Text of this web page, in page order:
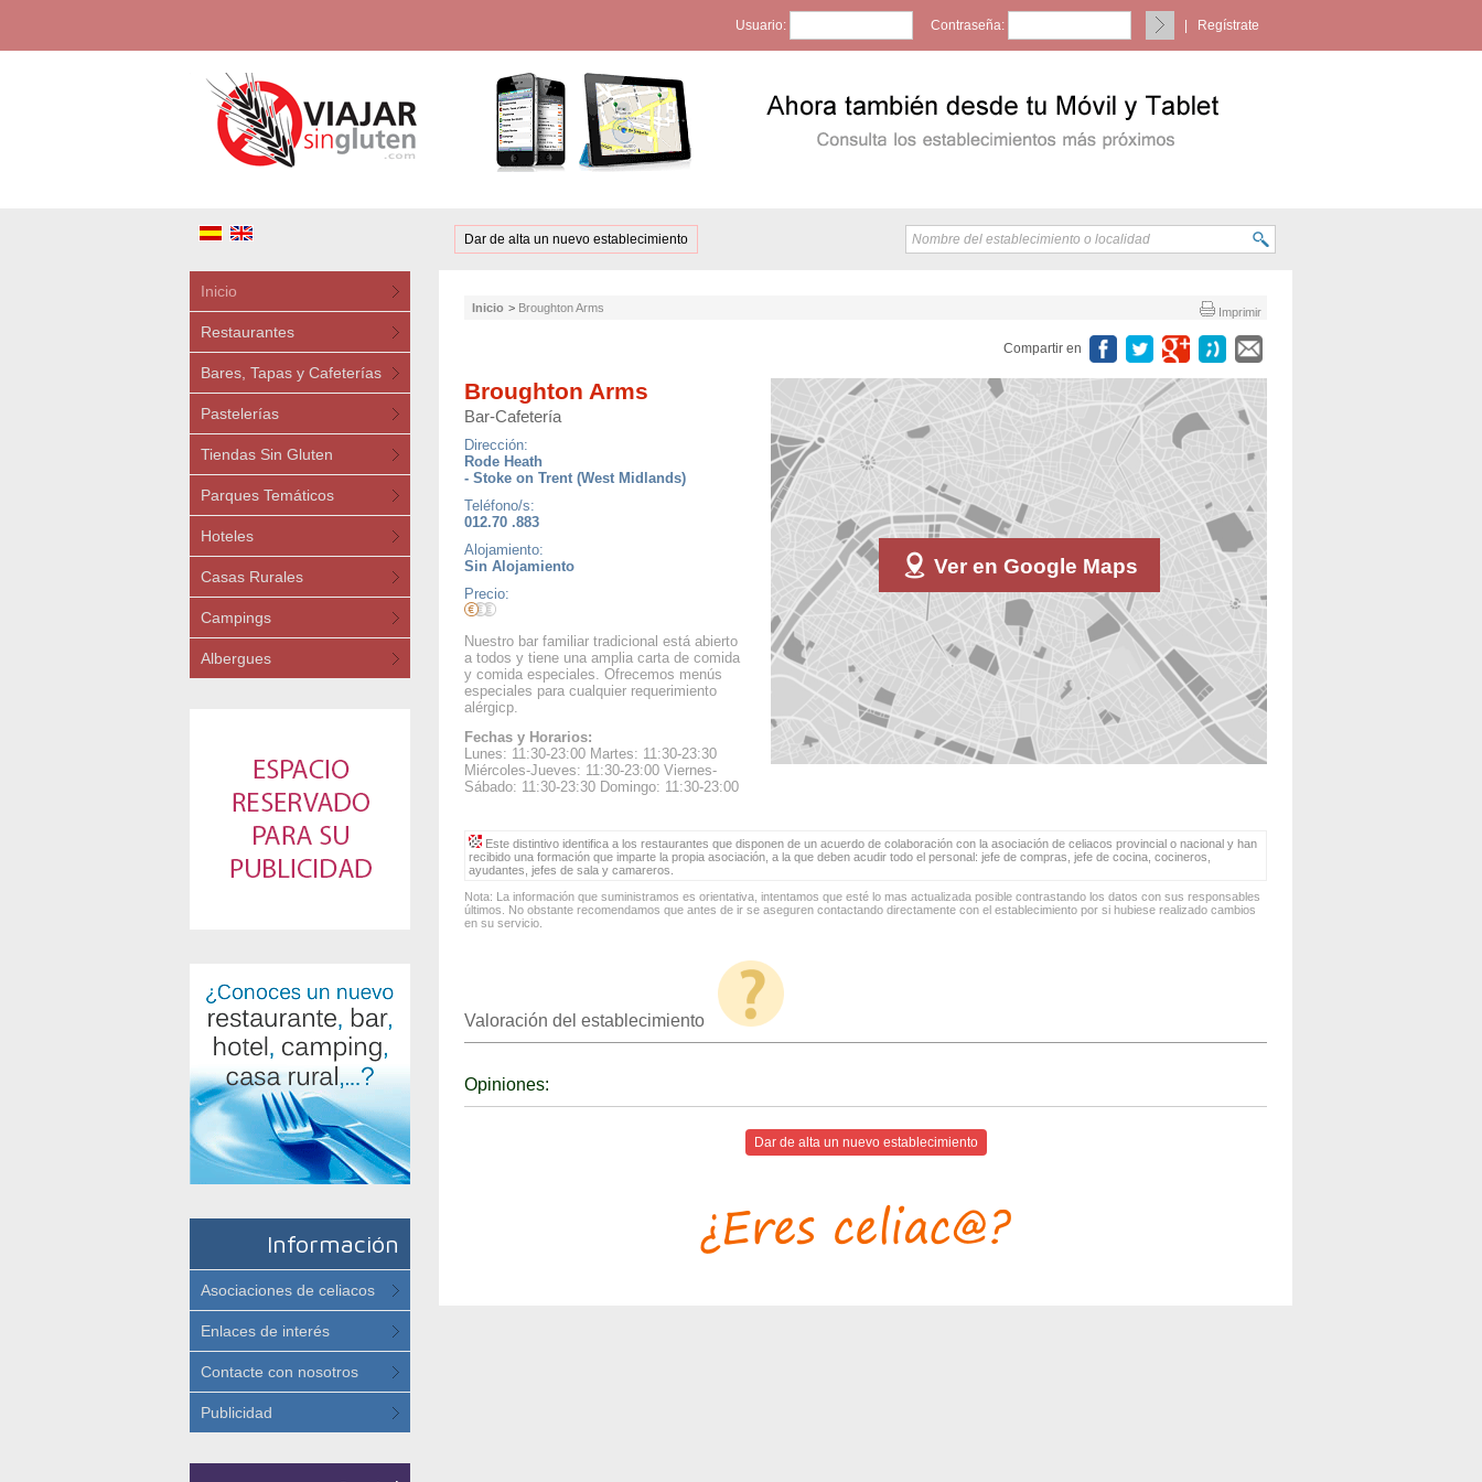
Usuario: Contraseña: Regístrate
Dar de alta un nuevo establecimiento
Inicio
Restaurantes
Bares, Tapas y Cafeterías
Pastelerías
Tiendas Sin Gluten
Parques Temáticos
Hoteles
Casas Rurales
Campings
Albergues
Información
Asociaciones de celiacos
Enlaces de interés
Contacte con nosotros
Publicidad
Imprimir
Inicio > Broughton Arms
Compartir en
Ver en Google Maps
Broughton Arms
Bar-Cafetería
Dirección:
Rode Heath
- Stoke on Trent (West Midlands)
Teléfono/s:
012.70 .883
Alojamiento:
Sin Alojamiento
Precio:
Nuestro bar familiar tradicional está abierto
a todos y tiene una amplia carta de comida
y comida especiales. Ofrecemos menús
especiales para cualquier requerimiento
alérgicp.
Fechas y Horarios:
Lunes: 11:30-23:00 Martes: 11:30-23:30
Miércoles-Jueves: 11:30-23:00 Viernes-
Sábado: 11:30-23:30 Domingo: 11:30-23:00
Este distintivo identifica a los restaurantes que disponen de un acuerdo de colaboración con la asociación de celiacos provincial o nacional y han
recibido una formación que imparte la propia asociación, a la que deben acudir todo el personal: jefe de compras, jefe de cocina, cocineros,
ayudantes, jefes de sala y camareros.
Nota: La información que suministramos es orientativa, intentamos que esté lo mas actualizada posible contrastando los datos con sus responsables
últimos. No obstante recomendamos que antes de ir se aseguren contactando directamente con el establecimiento por si hubiese realizado cambios
en su servicio.
Valoración del establecimiento
Opiniones:
Dar de alta un nuevo establecimiento